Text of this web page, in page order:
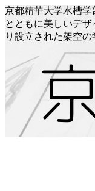
京都精華大学水槽
とともに美しいデ
り設立された架空の